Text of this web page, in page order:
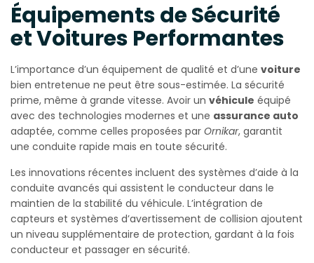
Équipements de Sécurité
et Voitures Performantes
L’importance d’un équipement de qualité et d’une voiture
bien entretenue ne peut être sous-estimée. La sécurité
prime, même à grande vitesse. Avoir un véhicule équipé
avec des technologies modernes et une assurance auto
adaptée, comme celles proposées par Ornikar, garantit
une conduite rapide mais en toute sécurité.
Les innovations récentes incluent des systèmes d’aide à la
conduite avancés qui assistent le conducteur dans le
maintien de la stabilité du véhicule. L’intégration de
capteurs et systèmes d’avertissement de collision ajoutent
un niveau supplémentaire de protection, gardant à la fois
conducteur et passager en sécurité.